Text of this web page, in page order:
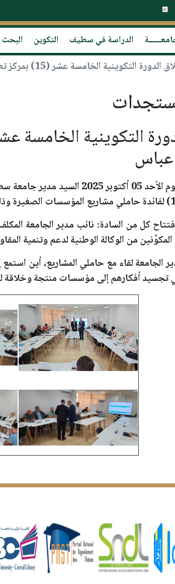
الدراسة في سطيف التكوين البحث
التكوينية الخامسة عشر (15) بمركز تطوير المقاولاتية بجامعة سطيف 1 – فرحات عباس
الأحد 05 أكتوبر 2025 السيد مديرجامعة سطيف 1 -
لفائدة حاملي مشاريع المؤسسات الصغيرة
كل من السادة: نائب مدير الجامعة المكلف
من الوكالة الوطنية لدعم وتنمية
الجامعة لقاء مع حاملي المشاريع، أين
تجسيد أفكارهم إلى مؤسسات منتجة وخلاقة